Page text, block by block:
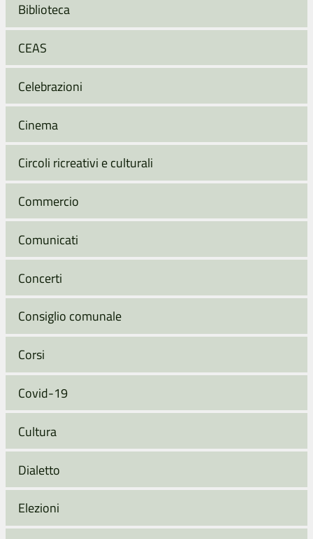
Biblioteca
CEAS
Celebrazioni
Cinema
Circoli ricreativi e culturali
Commercio
Comunicati
Concerti
Consiglio comunale
Corsi
Covid-19
Cultura
Dialetto
Elezioni